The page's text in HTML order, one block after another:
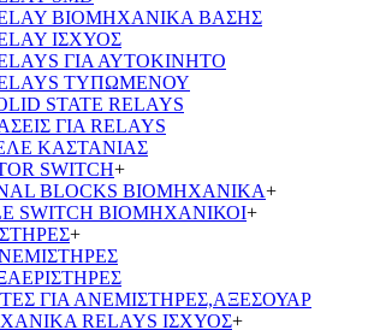
ΒΙΟΜΗΧΑΝΙΚΑ ΒΑΣΗΣ
ΙΣΧΥΟΣ
ΓΙΑ ΑΥΤΟΚΙΝΗΤΟ
ΤΥΠΩΜΕΝΟΥ
STATE RELAYS
ΓΙΑ RELAYS
ΚΑΣΤΑΝΙΑΣ
SWITCH+
BLOCKS ΒΙΟΜΗΧΑΝΙΚΑ+
SWITCH ΒΙΟΜΗΧΑΝΙΚΟΙ+
+
ΓΙΑ ΑΝΕΜΙΣΤΗΡΕΣ,ΑΞΕΣΟΥΑΡ
RELAYS ΙΣΧΥΟΣ+